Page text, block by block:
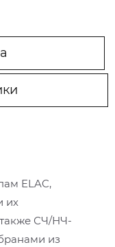
ELAC,
их
СЧ/НЧ-
из